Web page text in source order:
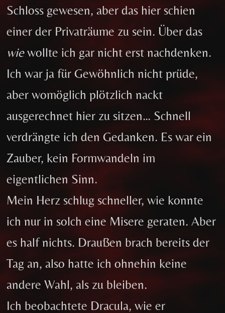
Schloss gewesen, aber das hier schien
einer der Privaträume zu sein. Über das
wiewollte ich gar nicht erst nachdenken.
Ich war ja für Gewöhnlich nicht prüde,
aber womöglich plötzlich nackt
ausgerechnet hier zu sitzen… Schnell
verdrängte ich den Gedanken. Es war ein
Zauber, kein Formwandeln im
eigentlichen Sinn.
Mein Herz schlug schneller, wie konnte
ich nur in solch eine Misere geraten. Aber
es half nichts. Draußen brach bereits der
Tag an, also hatte ich ohnehin keine
andere Wahl, als zu bleiben.
Ich beobachtete Dracula, wie er